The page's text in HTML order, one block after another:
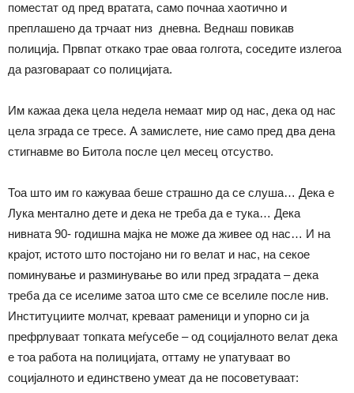
поместат од пред вратата, само почнаа хаотично и
преплашено да трчаат низ дневна. Веднаш повикав
полиција. Првпат откако трае оваа голгота, соседите излегоа
да разговараат со полицијата.
Им кажаа дека цела недела немаат мир од нас, дека од нас
цела зграда се тресе. А замислете, ние само пред два дена
стигнавме во Битола после цел месец отсуство.
Тоа што им го кажуваа беше страшно да се слуша… Дека е
Лука ментално дете и дека не треба да е тука… Дека
нивната 90- годишна мајка не може да живее од нас… И на
крајот, истото што постојано ни го велат и нас, на секое
поминување и разминување во или пред зградата – дека
треба да се иселиме затоа што сме се вселиле после нив.
Институциите молчат, креваат раменици и упорно си ја
префрлуваат топката меѓусебе – од социјалното велат дека
е тоа работа на полицијата, оттаму не упатуваат во
социјалното и единствено умеат да не посоветуваат: